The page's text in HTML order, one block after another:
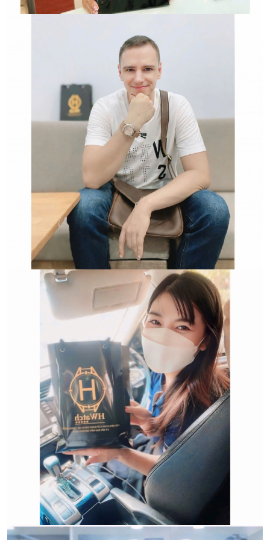
Hwatch Chuyên Nhập khẩu Và Phân Phối Các Loại
Đồng Hồ Chính Hãng
Trường hợp không chấp
nhận đổi hoặc trả sản
phẩm:
CẢM ƠN QUÝ KHÁCH ĐÃ TIN TƯỞNG VÀ ỦNG HỘ